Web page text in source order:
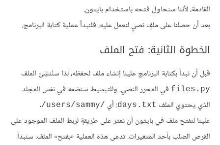
القادمة، لأننا سنحاول فتحه باستخدام بايثون.
بعد أن حصلنا على ملفٍ نصيٍ لنعمل عليه، فلنبدأ عملية كتابة البرنامج.
الخطوة الثانية: فتح الملف
قبل أن نبدأ بكتابة البرنامج علينا إنشاء ملف لحفظه، لذا سنُنشِئ الملف
files.py في المحرر النصي. وللتبسيط سنضعه في نفس المجلد
الذي يحتوي الملف days.txt: أي ‎/users/sammy/‎
.
علينا لنفتح ملف في بايثون أن نعثر على طريقةٍ لربط الملف الموجود على
القرص الصلب بأحد المتغيرات. تدعى هذه العملية «بفتح» الملف. سنبدأ